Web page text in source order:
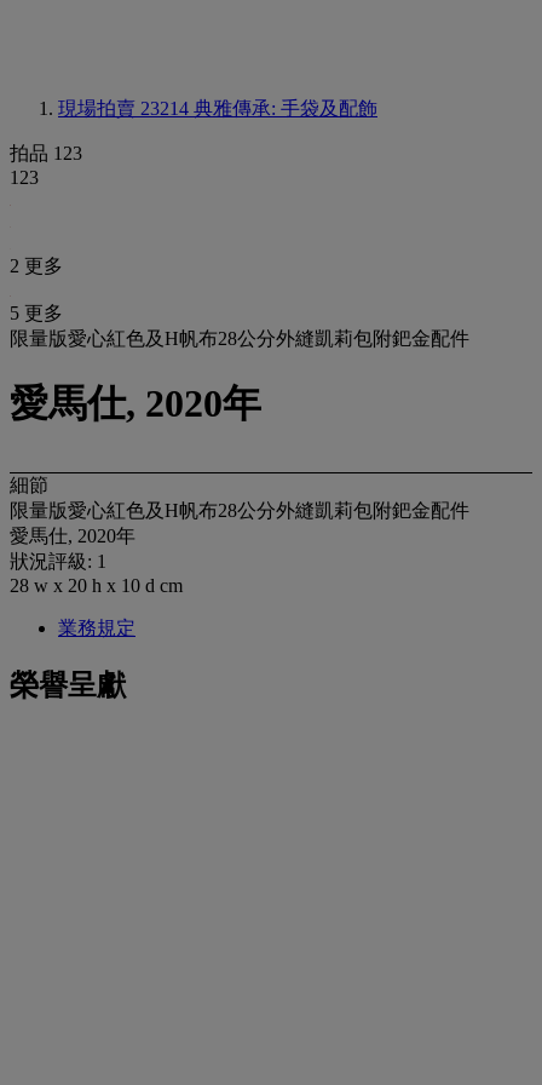
現場拍賣 23214 典雅傳承: 手袋及配飾
拍品 123
123
2 更多
5 更多
限量版愛心紅色及H帆布28公分外縫凱莉包附鈀金配件
愛馬仕, 2020年
細節
限量版愛心紅色及H帆布28公分外縫凱莉包附鈀金配件
愛馬仕, 2020年
狀況評級: 1
28 w x 20 h x 10 d cm
業務規定
榮譽呈獻